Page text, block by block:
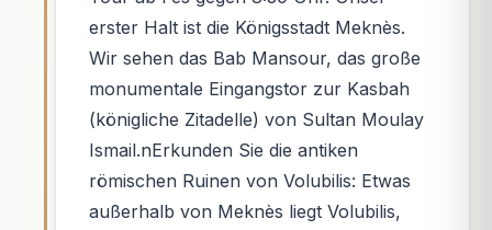
erster Halt ist die Königsstadt Meknès.
Wir sehen das Bab Mansour, das große
monumentale Eingangstor zur Kasbah
(königliche Zitadelle) von Sultan Moulay
Ismail.nErkunden Sie die antiken
römischen Ruinen von Volubilis: Etwas
außerhalb von Meknès liegt Volubilis,